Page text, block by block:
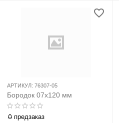
АРТИКУЛ: 76307-05
Бородок 07x120 мм
предзаказ